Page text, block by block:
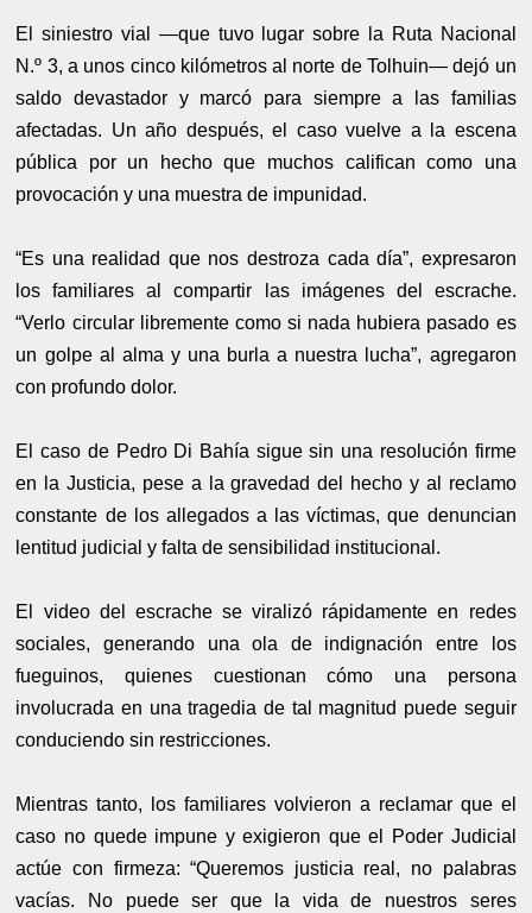
El siniestro vial —que tuvo lugar sobre la Ruta Nacional
N.º 3, a unos cinco kilómetros al norte de Tolhuin— dejó un
saldo devastador y marcó para siempre a las familias
afectadas. Un año después, el caso vuelve a la escena
pública por un hecho que muchos califican como una
provocación y una muestra de impunidad.
“Es una realidad que nos destroza cada día”, expresaron
los familiares al compartir las imágenes del escrache.
“Verlo circular libremente como si nada hubiera pasado es
un golpe al alma y una burla a nuestra lucha”, agregaron
con profundo dolor.
El caso de Pedro Di Bahía sigue sin una resolución firme
en la Justicia, pese a la gravedad del hecho y al reclamo
constante de los allegados a las víctimas, que denuncian
lentitud judicial y falta de sensibilidad institucional.
El video del escrache se viralizó rápidamente en redes
sociales, generando una ola de indignación entre los
fueguinos, quienes cuestionan cómo una persona
involucrada en una tragedia de tal magnitud puede seguir
conduciendo sin restricciones.
Mientras tanto, los familiares volvieron a reclamar que el
caso no quede impune y exigieron que el Poder Judicial
actúe con firmeza: “Queremos justicia real, no palabras
vacías. No puede ser que la vida de nuestros seres